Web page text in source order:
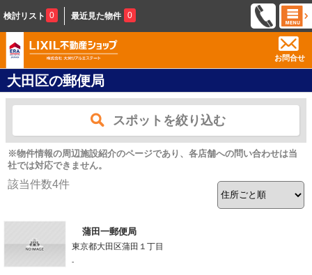
検討リスト 0 最近見た物件 0
お問合せ
大田区の郵便局
スポットを絞り込む
※物件情報の周辺施設紹介のページであり、各店舗への問い合わせは当
社では対応できません。
該当件数4件
蒲田一郵便局
東京都大田区蒲田１丁目
-